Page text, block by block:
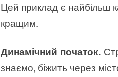
Цей приклад є найбільш
кращим.
Динамічний початок.
знаємо, біжить через